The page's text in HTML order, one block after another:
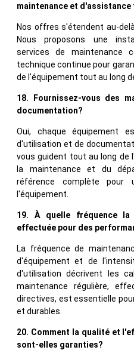
maintenance et d'assistance
Nos offres s'étendent au-
Nous proposons une
services de maintenance
technique continue pour
de l'équipement tout au long
18. Fournissez-vous des
documentation?
Oui, chaque équipement
d'utilisation et de
vous guident tout au long de
la maintenance et du
référence complète pour
l'équipement.
19. À quelle fréquence
effectuée pour des
La fréquence de
d'équipement et de
d'utilisation décrivent les
maintenance régulière,
directives, est essentielle
et durables.
20. Comment la qualité et
sont-elles garanties?